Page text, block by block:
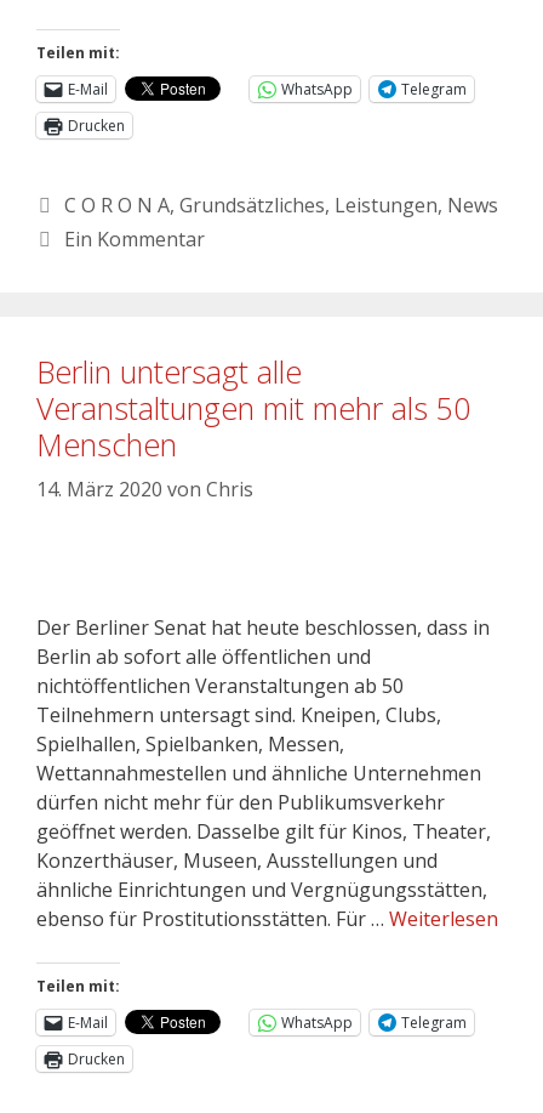
Teilen mit:
E-Mail
WhatsApp
Telegram
Drucken
C O R O N A, Grundsätzliches, Leistungen, News
Ein Kommentar
Berlin untersagt alle
Veranstaltungen mit mehr als 50
Menschen
14. März 2020 von Chris
Der Berliner Senat hat heute beschlossen, dass in
Berlin ab sofort alle öffentlichen und
nichtöffentlichen Veranstaltungen ab 50
Teilnehmern untersagt sind. Kneipen, Clubs,
Spielhallen, Spielbanken, Messen,
Wettannahmestellen und ähnliche Unternehmen
dürfen nicht mehr für den Publikumsverkehr
geöffnet werden. Dasselbe gilt für Kinos, Theater,
Konzerthäuser, Museen, Ausstellungen und
ähnliche Einrichtungen und Vergnügungsstätten,
ebenso für Prostitutionsstätten. Für … Weiterlesen
Teilen mit:
E-Mail
WhatsApp
Telegram
Drucken